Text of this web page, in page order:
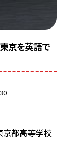
京を英語で
京都高等学校